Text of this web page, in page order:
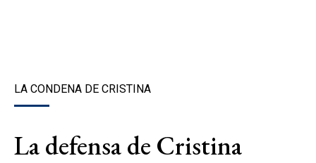
LA CONDENA DE CRISTINA
La defensa de Cristina